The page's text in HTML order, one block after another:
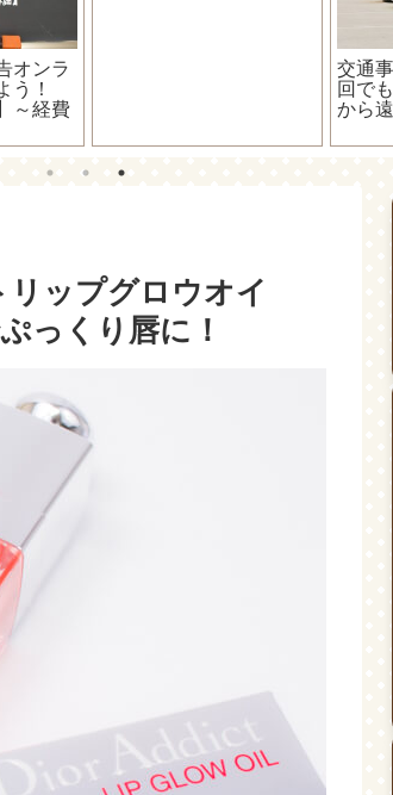
しすぎ
組めな
かった
購入
ぎた
真を
ップグロウオイ
っくり唇に！